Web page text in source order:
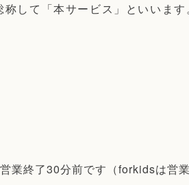
して「本サービス」といいます
終了30分前です（forkidsは営業